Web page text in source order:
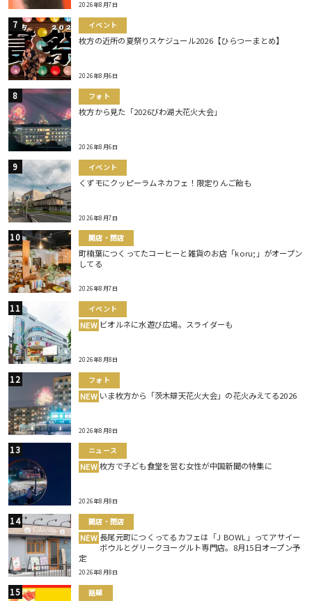
2026年8月7日
イベント
枚方の近所の夏祭りスケジュール2026【ひらつーまとめ】
2026年8月6日
フォト
枚方から見た「2026びわ湖大花火大会」
2026年8月6日
イベント
くずモにクッピーラムネカフェ！限定りんご飴も
2026年8月7日
開店・閉店
町楠葉につくってたコーヒーと雑貨のお店「koru;」がオープン
してる
2026年8月7日
イベント
NEW ビオルネに水遊び広場。スライダーも
2026年8月8日
フォト
NEW いま枚方から「茨木辯天花火大会」の花火みえてる2026
2026年8月8日
ニュース
NEW 枚方で子ども食堂を営む女性が中国新聞の特集に
2026年8月8日
開店・閉店
NEW 長尾元町につくってるカフェは「J BOWL」ってアサイー
ボウルとグリークヨーグルト専門店。8月15日オープン予
定
2026年8月8日
話題